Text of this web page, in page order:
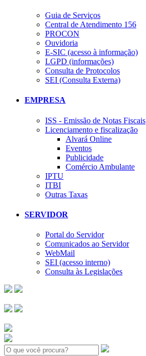
Guia de Serviços
Central de Atendimento 156
PROCON
Ouvidoria
E-SIC (acesso à informação)
LGPD (informações)
Consulta de Protocolos
SEI (Consulta Externa)
EMPRESA
ISS - Emissão de Notas Fiscais
Licenciamento e fiscalização
Alvará Online
Eventos
Publicidade
Comércio Ambulante
IPTU
ITBI
Outras Taxas
SERVIDOR
Portal do Servidor
Comunicados ao Servidor
WebMail
SEI (acesso interno)
Consulta às Legislações
Search: